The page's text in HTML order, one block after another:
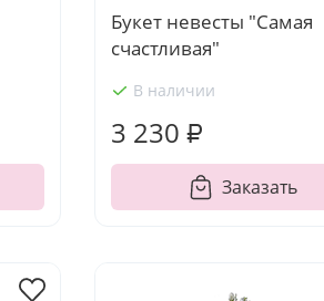
Букет невесты "Самая
счастливая"
В наличии
3 230 ₽
Заказать